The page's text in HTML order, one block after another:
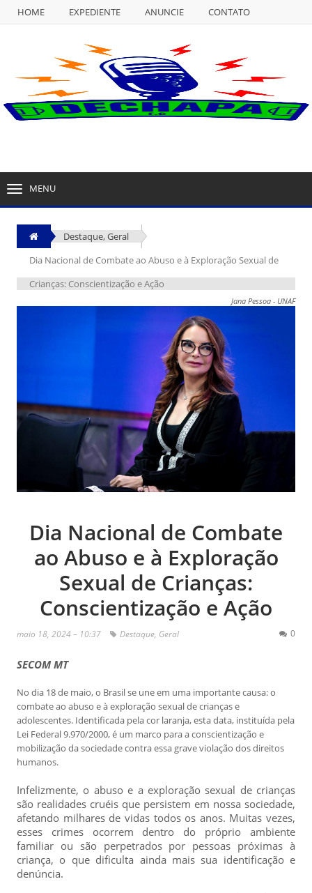
HOME EXPEDIENTE ANUNCIE
CONTATO
EXPEDIENTE ANUNCIE
MENU
Destaque,Geral
Dia Nacional de Combate ao Abuso e à Exploração Sexual de
Crianças: Conscientização e Ação
Jana Pessoa - UNAF
Dia Nacional de Combate
ao Abuso e à Exploração
Sexual de Crianças:
Conscientização e Ação
maio 18, 2024 – 10:37 Destaque, Geral 0
SECOM MT
No dia 18 de maio, o Brasil se une em uma importante causa: o
combate ao abuso e à exploração sexual de crianças e
adolescentes. Identificada pela cor laranja, esta data, instituída pela
Lei Federal 9.970/2000, é um marco para a conscientização e
mobilização da sociedade contra essa grave violação dos direitos
humanos.
Infelizmente, o abuso e a exploração sexual de crianças
são realidades cruéis que persistem em nossa sociedade,
afetando milhares de vidas todos os anos. Muitas vezes,
esses crimes ocorrem dentro do próprio ambiente
familiar ou são perpetrados por pessoas próximas à
criança, o que dificulta ainda mais sua identificação e
denúncia.